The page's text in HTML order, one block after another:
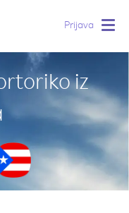
Prijava
iz